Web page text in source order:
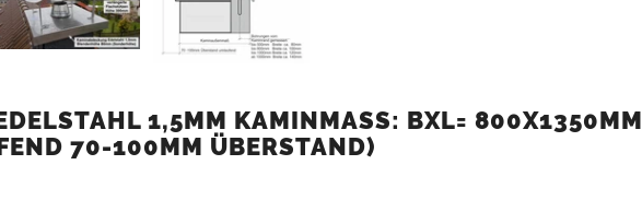
1,5MM KAMINMASS: BXL= 800X1350MM (
70-100MM ÜBERSTAND)